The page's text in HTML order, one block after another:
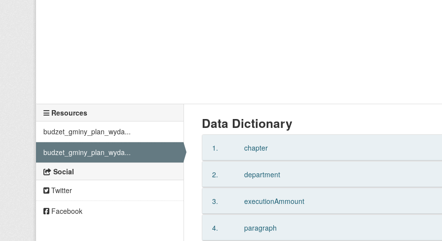
Resources
budzet_gminy_plan_wyda...
budzet_gminy_plan_wyda...
Social
Twitter
Facebook
Data Dictionary
1. chapter
2. department
3. executionAmmount
4. paragraph